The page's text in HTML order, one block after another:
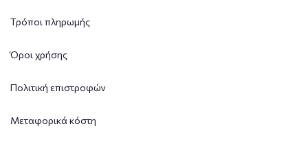
Τρόποι πληρωμής
Όροι χρήσης
Πολιτική επιστροφών
Μεταφορικά κόστη